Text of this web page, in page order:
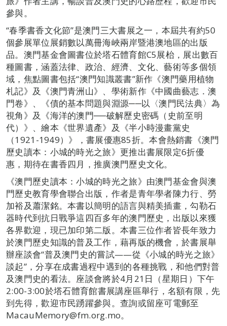
參與。
“春季書香文化節”是澳門三大書展之一，本屆共有約50
個參展單位展銷數以萬冊海峽兩岸暨港澳地區的出版
品。澳門基金會圖書位於塔石體育館C5展枱，展出數百
種圖書，涵蓋法律、政治、經濟、文化、藝術等多個領
域，焦點圖書包括“澳門知識叢書”新作《澳門藥用植物
札記》及《澳門青洲山》、學術新作《中國曲藝志．澳
門卷》、《債的基本問題與淵源──以〈澳門民法典〉為
視角》及《海洋的澳門──破解歷史密碼（史前至明
代）》、繪本《世界遺產》及《半小時漫畫黨史
（1921-1949）》，書展優惠85折。本會熱銷書《澳門
歷史讀本：小城的時光之旅》更推出書展限定6折優
惠，期待在書香四月，推廣澳門歷史文化。
《澳門歷史讀本：小城的時光之旅》由澳門基金會與澳
門歷史教育學會聯合出版，作者是青年學者陳力行、勞
加裕及蕭潔銘。本書以簡明的語言與精美插畫，勾勒石
器時代到抗日戰爭這四百多年的澳門歷史，出版以來獲
各界歡迎，現已加印第二版。本書三位作者皆長年致力
於澳門歷史知識的普及工作，藉再版的機會，於書展舉
辦座談會“普及澳門史的嘗試——從《小城的時光之旅》
談起”，分享在成書過程中遇到的各種挑戰，和他們對普
及澳門史的看法。座談會將於4月21日（星期日）下午
2:00-3:00於塔石體育館書展講座區舉行，名額有限，先
到先得，歡迎市民踴躍參與。查詢或留座可電郵至
MacauMemory@fm.org.mo。